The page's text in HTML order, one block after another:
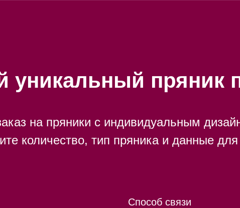
уникальный пряник
на пряники с индивидуальным
количество, тип пряника и данные для
Способ связи